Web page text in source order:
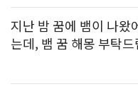
지난 밤 꿈에 뱀이 나왔
는데, 뱀 꿈 해몽 부탁